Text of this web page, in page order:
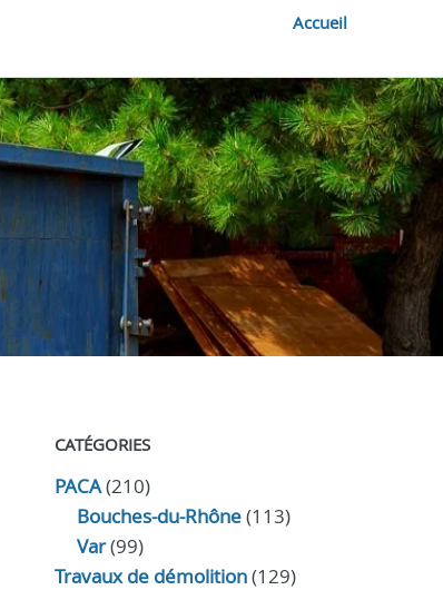
Accueil
CATÉGORIES
PACA(210)
Bouches-du-Rhône(113)
Var(99)
Travaux de démolition(129)